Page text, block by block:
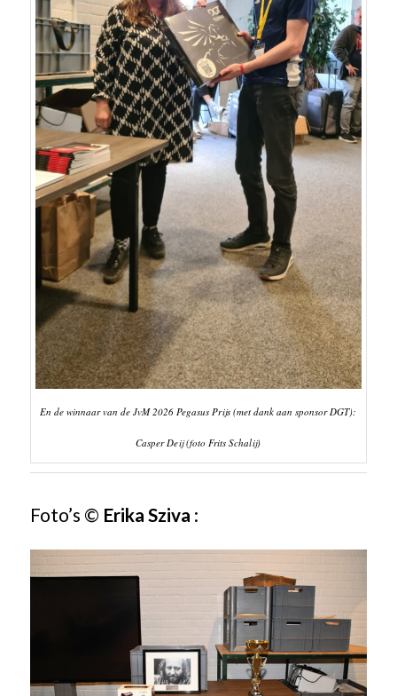
En de winnaar van de JvM 2026 Pegasus Prijs (met dank aan sponsor DGT):
Casper Deij (foto Frits Schalij)
Foto’s © Erika Sziva :